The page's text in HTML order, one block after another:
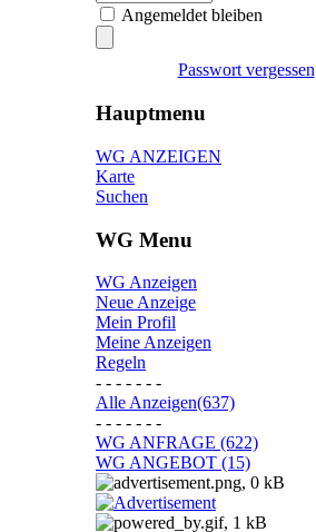
Angemeldet bleiben
Passwort vergessen
Hauptmenu
WG ANZEIGEN
Karte
Suchen
WG Menu
WG Anzeigen
Neue Anzeige
Mein Profil
Meine Anzeigen
Regeln
- - - - - - -
Alle Anzeigen(637)
- - - - - - -
WG ANFRAGE (622)
WG ANGEBOT (15)